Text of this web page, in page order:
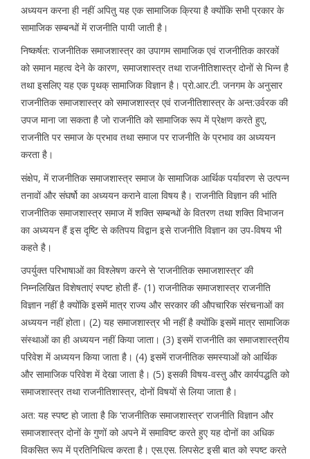
अध्ययन करना ही नहीं अपितु यह एक सामाजिक क्रिया है क्योंकि सभी प्रकार के
सामाजिक सम्बन्धों में राजनीति पायी जाती है।
निष्कर्षत: राजनीतिक समाजशास्त्र का उपागम सामाजिक एवं राजनीतिक कारकों
को समान महत्व देने के कारण, समाजशास्त्र तथा राजनीतिशास्त्र दोनों से भिन्न है
तथा इसलिए यह एक पृथक् सामाजिक विज्ञान है। प्रो.आर.टी. जनगम के अनुसार
राजनीतिक समाजशास्त्र को समाजशास्त्र एवं राजनीतिशास्त्र के अन्त:उर्वरक की
उपज माना जा सकता है जो राजनीति को सामाजिक रूप में प्रेक्षण करते हुए,
राजनीति पर समाज के प्रभाव तथा समाज पर राजनीति के प्रभाव का अध्ययन
करता है।
संक्षेप, में राजनीतिक समाजशास्त्र समाज के सामाजिक आर्थिक पर्यावरण से उत्पन्न
तनावों और संघर्षो का अध्ययन कराने वाला विषय है। राजनीति विज्ञान की भांति
राजनीतिक समाजशास्त्र समाज में शक्ति सम्बन्धों के वितरण तथा शक्ति विभाजन
का अध्ययन हैं इस दृष्टि से कतिपय विद्वान इसे राजनीति विज्ञान का उप-विषय भी
कहते है।
उपर्युक्त परिभाषाओं का विश्लेषण करने से ‘राजनीतिक समाजशास्त्र‘ की
निम्नलिखित विशेषताएं स्पष्ट होती हैं- (1) राजनीतिक समाजशास्त्र राजनीति
विज्ञान नहीं है क्योंकि इसमें मात्र राज्य और सरकार की औपचारिक संरचनाओं का
अध्ययन नहीं होता। (2) यह समाजशास्त्र भी नहीं है क्योंकि इसमें मात्र सामाजिक
संस्थाओं का ही अध्ययन नहीं किया जाता। (3) इसमें राजनीति का समाजशास्त्रीय
परिवेश में अध्ययन किया जाता है। (4) इसमें राजनीतिक समस्याओं को आर्थिक
और सामाजिक परिवेश में देखा जाता है। (5) इसकी विषय-वस्तु और कार्यपद्धति को
समाजशास्त्र तथा राजनीतिशास्त्र, दोनों विषयों से लिया जाता है।
अत: यह स्पष्ट हो जाता है कि ‘राजनीतिक समाजशास्त्र‘ राजनीति विज्ञान और
समाजशास्त्र दोनों के गुणों को अपने में समाविष्ट करते हुए यह दोनों का अधिक
विकसित रूप में प्रतिनिधित्व करता है। एस.एस. लिपसेट इसी बात को स्पष्ट करते